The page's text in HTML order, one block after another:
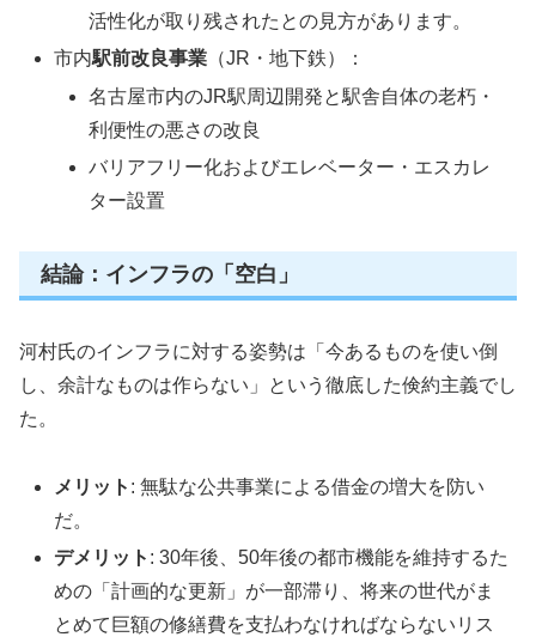
活性化が取り残されたとの見方があります。
市内駅前改良事業 （JR・地下鉄）：
名古屋市内のJR駅周辺開発と駅舎自体の老朽・
利便性の悪さの改良
バリアフリー化およびエレベーター・エスカレ
ター設置
結論：インフラの「空白」
河村氏のインフラに対する姿勢は「今あるものを使い倒
し、余計なものは作らない」という徹底した倹約主義でし
た。
メリット : 無駄な公共事業による借金の増大を防い
だ。
デメリット : 30年後、50年後の都市機能を維持するた
めの「計画的な更新」が一部滞り、将来の世代がま
とめて巨額の修繕費を支払わなければならないリス